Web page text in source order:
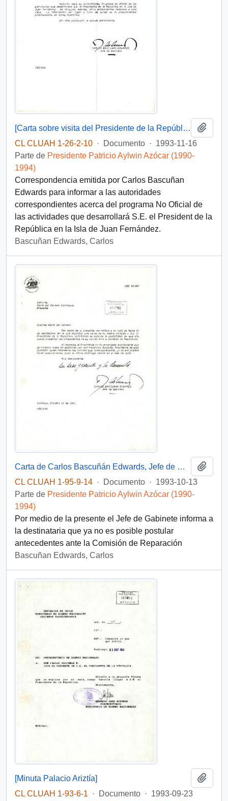
[Carta sobre visita del Presidente de la República la isla de Juan Fernandez]
CL CLUAH 1-26-2-10 · Documento · 1993-11-16
Parte de Presidente Patricio Aylwin Azócar (1990-
1994)
Correspondencia emitida por Carlos Bascuñan
Edwards para informar a las autoridades
correspondientes acerca del programa No Oficial de
las actividades que desarrollará S.E. el President de la
República en la Isla de Juan Fernández.
Bascuñan Edwards, Carlos
Carta de Carlos Bascuñán Edwards, Jefe de Gabinete Presidencial, dirigida a la Señorita Marta del Carmen Domínguez
CL CLUAH 1-95-9-14 · Documento · 1993-10-13
Parte de Presidente Patricio Aylwin Azócar (1990-
1994)
Por medio de la presente el Jefe de Gabinete informa a
la destinataria que ya no es posible postular
antecedentes ante la Comisión de Reparación
Bascuñan Edwards, Carlos
[Minuta Palacio Ariztía]
CL CLUAH 1-93-6-1
· Documento · 1993-09-23